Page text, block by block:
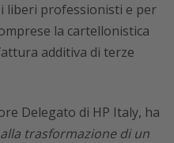
liberi professionisti e per
la cartellonistica
additiva di terze
Delegato di HP Italy, ha
trasformazione di un